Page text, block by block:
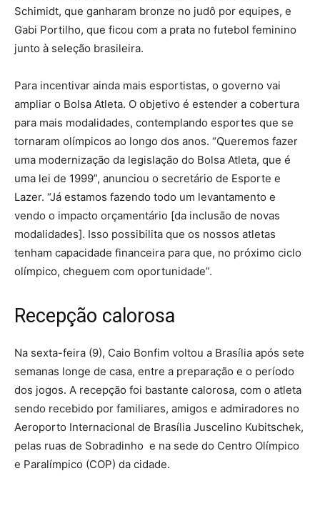
Schimidt, que ganharam bronze no judô por equipes, e
Gabi Portilho, que ficou com a prata no futebol feminino
junto à seleção brasileira.
Para incentivar ainda mais esportistas, o governo vai
ampliar o Bolsa Atleta. O objetivo é estender a cobertura
para mais modalidades, contemplando esportes que se
tornaram olímpicos ao longo dos anos. “Queremos fazer
uma modernização da legislação do Bolsa Atleta, que é
uma lei de 1999”, anunciou o secretário de Esporte e
Lazer. “Já estamos fazendo todo um levantamento e
vendo o impacto orçamentário [da inclusão de novas
modalidades]. Isso possibilita que os nossos atletas
tenham capacidade financeira para que, no próximo ciclo
olímpico, cheguem com oportunidade”.
Recepção calorosa
Na sexta-feira (9), Caio Bonfim voltou a Brasília após sete
semanas longe de casa, entre a preparação e o período
dos jogos. A recepção foi bastante calorosa, com o atleta
sendo recebido por familiares, amigos e admiradores no
Aeroporto Internacional de Brasília Juscelino Kubitschek,
pelas ruas de Sobradinho e na sede do Centro Olímpico
e Paralímpico (COP) da cidade.